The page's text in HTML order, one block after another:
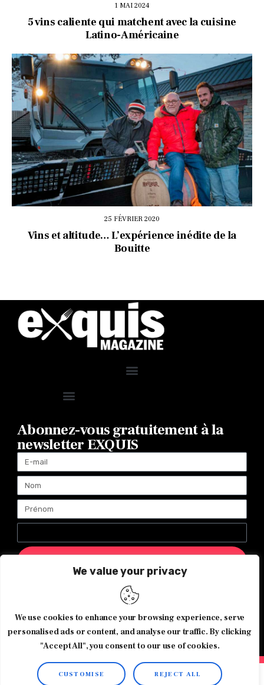
We value your privacy
We use cookies to enhance your browsing experience, serve
personalised ads or content, and analyse our traffic. By clicking
"Accept All", you consent to our use of cookies.
CUSTOMISE REJECT ALL
1 MAI 2024
5 vins caliente qui matchent avec la cuisine
Latino-Américaine
25 FÉVRIER 2020
Vins et altitude… L’expérience inédite de la
Bouitte
Abonnez-vous gratuitement à la
newsletter EXQUIS
Magazine Exquis© 2026 Tous droits réservés -Made with ♥️
byAgence de communication JOUR J